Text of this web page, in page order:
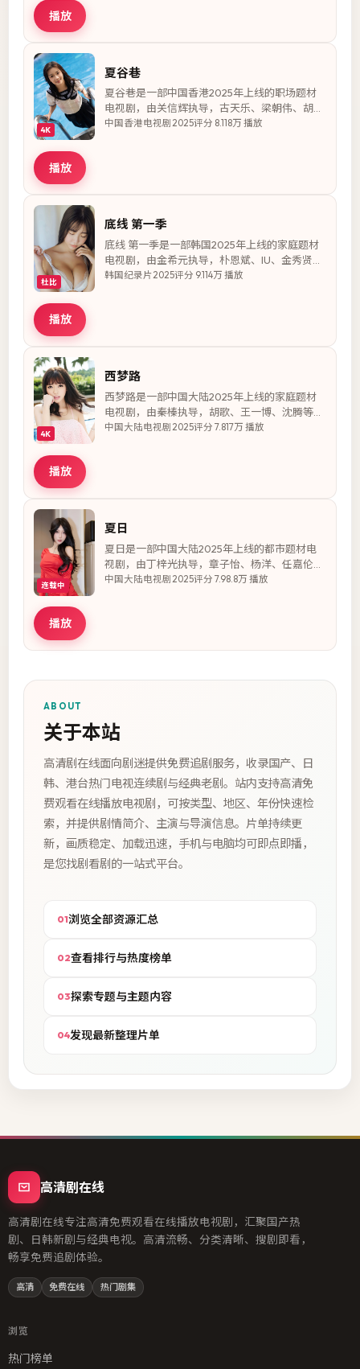
播放
4K
夏谷巷
夏谷巷是一部中国香港2025年上线的职场题材
电视剧，由关信辉执导，古天乐、梁朝伟、胡歌
等主演。故事以律所职场为背景，失忆后重启人
中国香港电视剧2025评分 8.118万 播放
播放
杜比
底线 第一季
底线 第一季是一部韩国2025年上线的家庭题材
电视剧，由金希元执导，朴恩斌、IU、金秀贤等
主演。故事以豪门家族为背景，背负秘密的律师
韩国纪录片2025评分 9.114万 播放
播放
4K
西梦路
西梦路是一部中国大陆2025年上线的家庭题材
电视剧，由秦榛执导，胡歌、王一博、沈腾等主
演。故事以刑警支队为背景，在职场逆袭的实习
中国大陆电视剧 2025评分7.817万 播放
播放
连载中
夏日
夏日是一部中国大陆2025年上线的都市题材电
视剧，由丁梓光执导，章子怡、杨洋、任嘉伦等
主演。故事以豪门家族为背景，背负秘密的律师
中国大陆电视剧 2025评分7.98.8万 播放
播放
ABOUT
关于本站
高清剧在线面向剧迷提供免费追剧服务，收录国产、日
韩、港台热门电视连续剧与经典老剧。站内支持高清免
费观看在线播放电视剧，可按类型、地区、年份快速检
索，并提供剧情简介、主演与导演信息。片单持续更
新，画质稳定、加载迅速，手机与电脑均可即点即播，
是您找剧看剧的一站式平台。
01浏览全部资源汇总
02查看排行与热度榜单
03探索专题与主题内容
04发现最新整理片单
高清剧在线
高清剧在线专注高清免费观看在线播放电视剧，汇聚国产热
剧、日韩新剧与经典电视。高清流畅、分类清晰、搜剧即看，
畅享免费追剧体验。
高清 免费在线 热门剧集
浏览
热门榜单